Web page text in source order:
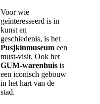
Voor wie
geïnteresseerd is in
kunst en
geschiedenis, is het
Pusjkinmuseum een
must-visit. Ook het
GUM-warenhuis is
een iconisch gebouw
in het hart van de
stad.